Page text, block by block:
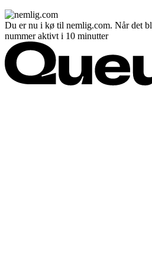
Du er nu i kø til nemlig.com. Når det
nummer aktivt i 10 minutter